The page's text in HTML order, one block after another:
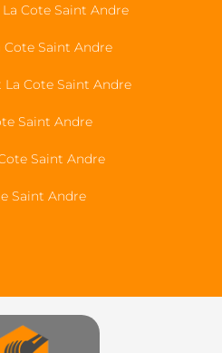
Cote Saint Andre
Saint Andre
Cote Saint Andre
Saint Andre
Saint Andre
Saint Andre